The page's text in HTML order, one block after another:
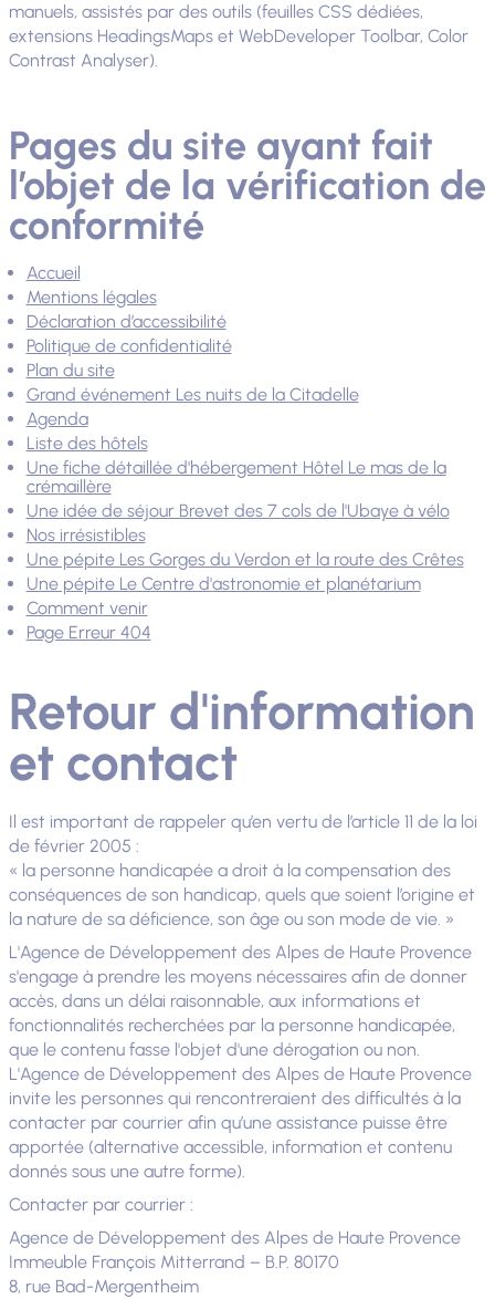
manuels, assistés par des outils (feuilles CSS dédiées,
extensions HeadingsMaps et WebDeveloper Toolbar, Color
Contrast Analyser).
Pages du site ayant fait
l’objet de la vérification de
conformité
Accueil
Mentions légales
Déclaration d’accessibilité
Politique de confidentialité
Plan du site
Grand événement Les nuits de la Citadelle
Agenda
Liste des hôtels
Une fiche détaillée d'hébergement Hôtel Le mas de la
crémaillère
Une idée de séjour Brevet des 7 cols de l'Ubaye à vélo
Nos irrésistibles
Une pépite Les Gorges du Verdon et la route des Crêtes
Une pépite Le Centre d'astronomie et planétarium
Comment venir
Page Erreur 404
Retour d'information
et contact
Il est important de rappeler qu’en vertu de l’article 11 de la loi
de février 2005 :
« la personne handicapée a droit à la compensation des
conséquences de son handicap, quels que soient l’origine et
la nature de sa déficience, son âge ou son mode de vie. »
L'Agence de Développement des Alpes de Haute Provence
s'engage à prendre les moyens nécessaires afin de donner
accès, dans un délai raisonnable, aux informations et
fonctionnalités recherchées par la personne handicapée,
que le contenu fasse l'objet d'une dérogation ou non.
L'Agence de Développement des Alpes de Haute Provence
invite les personnes qui rencontreraient des difficultés à la
contacter par courrier afin qu’une assistance puisse être
apportée (alternative accessible, information et contenu
donnés sous une autre forme).
Contacter par courrier :
Agence de Développement des Alpes de Haute Provence
Immeuble François Mitterrand – B.P. 80170
8, rue Bad-Mergentheim